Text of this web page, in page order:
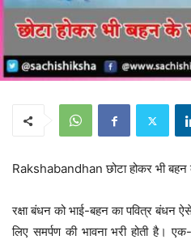
Rakshabandhan छोटा होकर भी
रक्षा बंधन को भाई-बहन का पवित्र बंधन
लिए समर्पण की भावना भरी होती है।